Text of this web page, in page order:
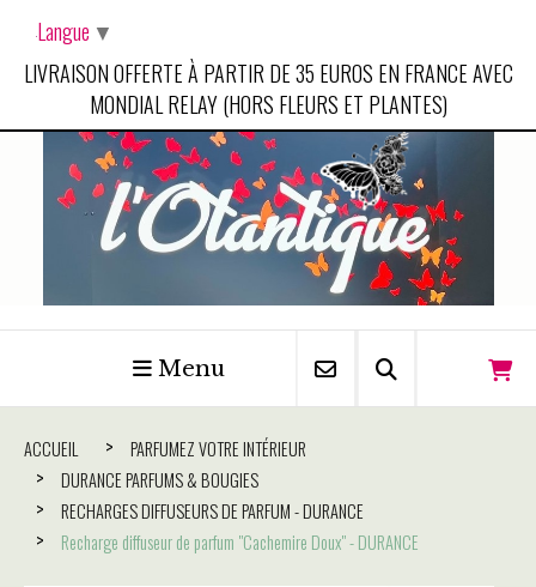
LIVRAISON OFFERTE À PARTIR DE 35 EUROS EN FRANCE AVEC
MONDIAL RELAY (HORS FLEURS ET PLANTES)
Menu
ACCUEIL
PARFUMEZ VOTRE INTÉRIEUR
DURANCE PARFUMS & BOUGIES
RECHARGES DIFFUSEURS DE PARFUM - DURANCE
Recharge diffuseur de parfum "Cachemire Doux" - DURANCE
Langue ▼